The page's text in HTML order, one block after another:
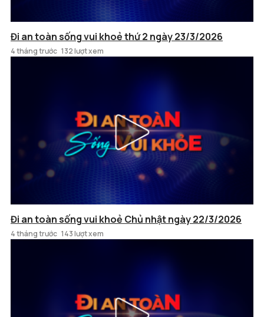
Đi an toàn sống vui khoẻ thứ 2 ngày 23/3/2026
4 tháng trước 132 lượt xem
Đi an toàn sống vui khoẻ Chủ nhật ngày 22/3/2026
4 tháng trước 143 lượt xem